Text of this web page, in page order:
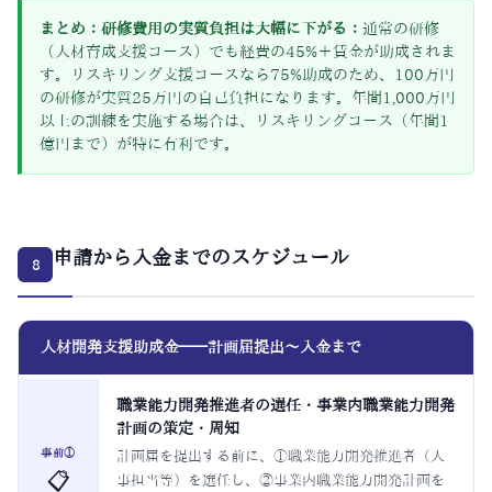
まとめ：研修費用の実質負担は大幅に下がる： 通常の研修
（人材育成支援コース）でも経費の45%＋賃金が助成されま
す。リスキリング支援コースなら75%助成のため、100万円
の研修が実質25万円の自己負担になります。年間1,000万円
以上の訓練を実施する場合は、リスキリングコース（年間1
億円まで）が特に有利です。
8 申請から入金までのスケジュール
人材開発支援助成金——計画届提出〜入金まで
事前①
📋
職業能力開発推進者の選任・事業内職業能力開発
計画の策定・周知
計画届を提出する前に、①職業能力開発推進者（人
事担当等）を選任し、②事業内職業能力開発計画を